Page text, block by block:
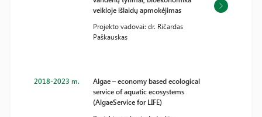
veikloje išlaidų apmokėjimas
Projekto vadovai: dr. Ričardas
Paškauskas
2018-2023 m.
Algae – economy based ecological
service of aquatic ecosystems
(AlgaeService for LIFE)